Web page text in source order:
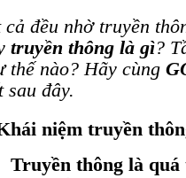
cả đều nhờ truyền
truyền thông là gì?
thế nào? Hãy cùng
sau đây.
niệm truyền
Truyền thông là